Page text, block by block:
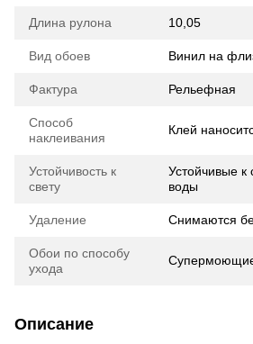
Длина рулона 10,05
Вид обоев Винил на
Фактура Рельефная
Способ
наклеивания
Клей
Устойчивость к
свету
Устойчивые к
воды
Удаление Снимаются
Обои по способу
ухода
Описание